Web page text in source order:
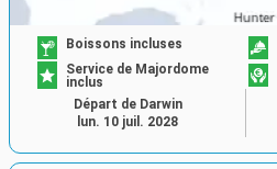
Boissons incluses
Service de Majordome
inclus
Départ de Darwin
lun. 10 juil. 2028